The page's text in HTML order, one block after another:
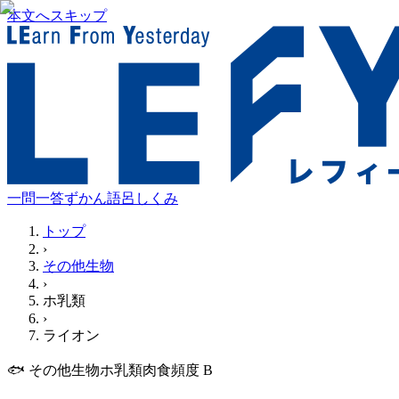
本文へスキップ
一問一答ずかん語呂 しくみ
トップ
›
その他生物
›
ホ乳類
›
ライオン
🐟 その他生物ホ乳類肉食頻度 B